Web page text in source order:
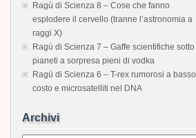
Ragù di Scienza 8 – Cose che fanno
esplodere il cervello (tranne l’astronomia a
raggi X)
Ragù di Scienza 7 – Gaffe scientifiche sotto
pianeti a sorpresa pieni di vodka
Ragù di Scienza 6 – T-rex rumorosi a basso
costo e microsatelliti nel DNA
Archivi
Archivi